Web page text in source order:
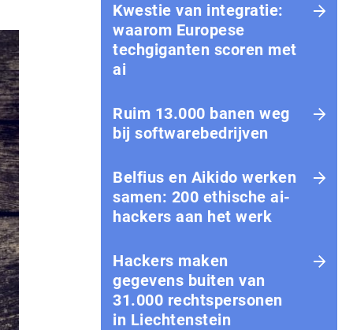
Kwestie van integratie:
waarom Europese
techgiganten scoren met
ai
Ruim 13.000 banen weg
bij softwarebedrijven
Belfius en Aikido werken
samen: 200 ethische ai-
hackers aan het werk
Hackers maken
gegevens buiten van
31.000 rechtspersonen
in Liechtenstein